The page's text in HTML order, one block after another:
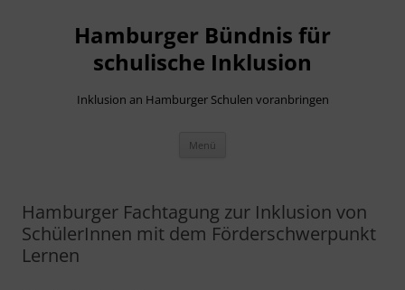
Hamburger Bündnis für
schulische Inklusion
Inklusion an Hamburger Schulen voranbringen
Menü
Hamburger Fachtagung zur Inklusion von
SchülerInnen mit dem Förderschwerpunkt
Lernen